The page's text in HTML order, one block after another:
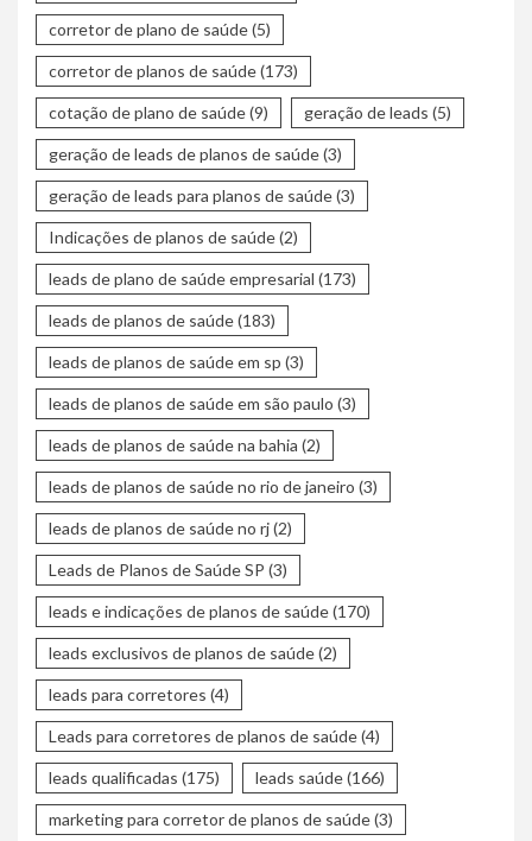
corretor de plano de saúde(5)
corretor de planos de saúde(173)
cotação de plano de saúde(9) geração de leads (5)
geração de leads de planos de saúde(3)
geração de leads para planos de saúde(3)
Indicações de planos de saúde(2)
leads de plano de saúde empresarial (173)
leads de planos de saúde(183)
leads de planos de saúde em sp (3)
leads de planos de saúde em são paulo (3)
leads de planos de saúde na bahia (2)
leads de planos de saúde no rio de janeiro (3)
leads de planos de saúde no rj(2)
Leads de Planos de Saúde SP (3)
leads e indicações de planos de saúde(170)
leads exclusivos de planos de saúde(2)
leads para corretores (4)
Leads para corretores de planos de saúde(4)
leads qualificadas (175) leads saúde(166)
marketing para corretor de planos de saúde(3)